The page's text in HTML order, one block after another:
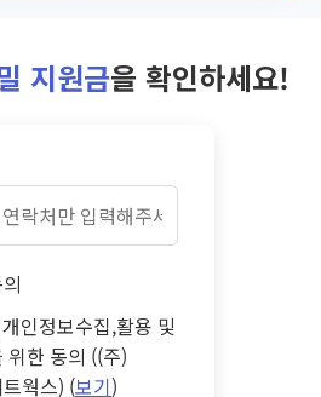
지원금을 확인하세요!
인정보수집,활용 및
위한 동의 ((주)
웍스) (보기)